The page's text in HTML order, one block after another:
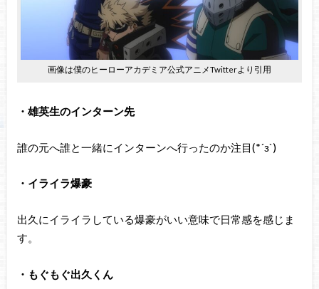
画像は僕のヒーローアカデミア公式アニメTwitterより引用
・雄英生のインターン先
誰の元へ誰と一緒にインターンへ行ったのか注目(*´з`)
・イライラ爆豪
出久にイライラしている爆豪がいい意味で日常感を感じま
す。
・もぐもぐ出久くん